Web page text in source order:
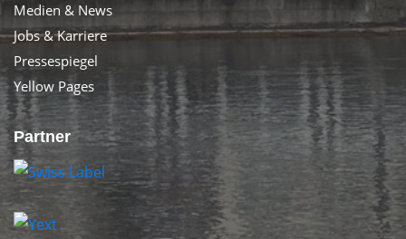
Medien & News
Jobs & Karriere
Pressespiegel
Yellow Pages
Partner